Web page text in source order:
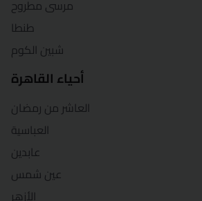
مرسى مطروح
طنطا
شبين الكوم
أحياء القاهرة
العاشر من رمضان
العباسية
عابدين
عين شمس
الأزهر